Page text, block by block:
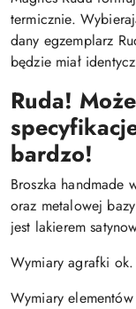
termicznie.
dany egzemplarz
będzie miał
Ruda!
bardzo!
Broszka handmade
oraz metalowej
jest lakierem
Wymiary agrafki
Wymiary